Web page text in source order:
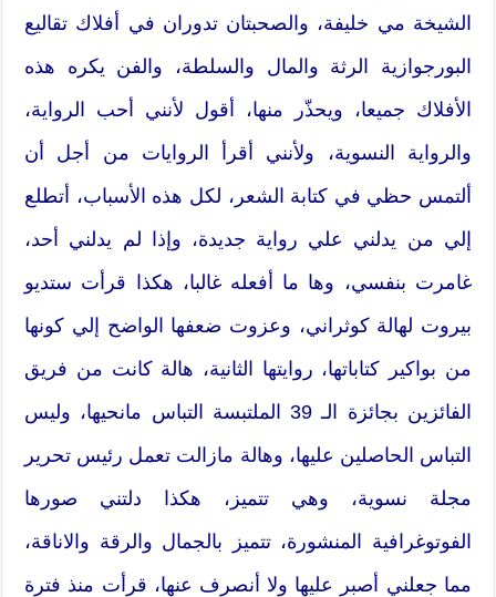
الشيخة مي خليفة،‮ ‬والصحبتان تدوران في أفلاك تقاليع
البورجوازية الرثة والمال والسلطة،‮ ‬والفن يكره هذه
‬والرواية النسوية،‮ ‬ولأنني أقرأ الروايات من أجل أن
ألتمس حظي في كتابة الشعر،‮ ‬لكل هذه الأسباب،‮ ‬أتطلع
‬غامرت بنفسي،‮ ‬وها ما أفعله‮ ‬غالبا،‮ ‬هكذا قرأت ستديو
بيروت لهالة كوثراني،‮ ‬وعزوت ضعفها الواضح إلي كونها
من بواكير كتاباتها،‮ ‬روايتها الثانية،‮ ‬هالة كانت من فريق
الفائزين بجائزة الـ‮ ‬39‮ ‬الملتبسة التباس مانحيها،‮ ‬وليس
التباس الحاصلين عليها،‮ ‬وهالة مازالت تعمل رئيس تحرير
مجلة نسوية،‮ ‬وهي تتميز،‮ ‬هكذا دلتني صورها
‬مما جعلني أصبر عليها ولا أنصرف عنها،‮ ‬قرأت منذ فترة